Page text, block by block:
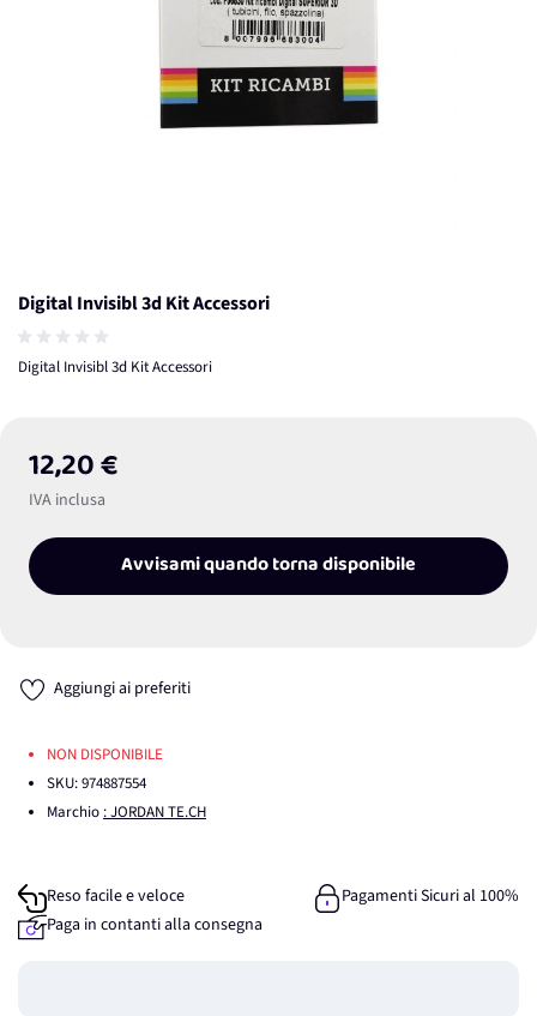
Digital Invisibl 3d Kit Accessori
Digital Invisibl 3d Kit Accessori
12,20 €
IVA inclusa
Avvisami quando torna disponibile
Aggiungi ai preferiti
NON DISPONIBILE
SKU:974887554
Marchio : JORDAN TE.CH
Reso facile e veloce
Pagamenti Sicuri al 100%
Paga in contanti alla consegna